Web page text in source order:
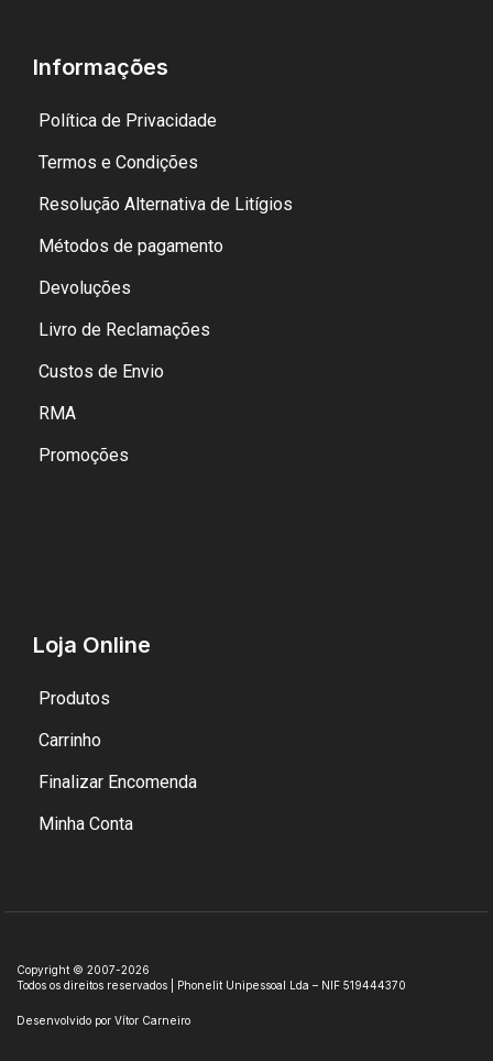
Informações
Política de Privacidade
Termos e Condições
Resolução Alternativa de Litígios
Métodos de pagamento
Devoluções
Livro de Reclamações
Custos de Envio
RMA
Promoções
Loja Online
Produtos
Carrinho
Finalizar Encomenda
Minha Conta
Copyright © 2007-2026
Todos os direitos reservados | Phonelit Unipessoal Lda – NIF 519444370
Desenvolvido por Vítor Carneiro